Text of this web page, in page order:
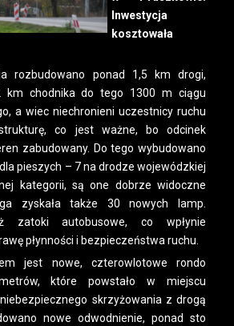
Inwestycja
kosztowała
rozbudowano ponad 1,5 km drogi,
km chodnika do tego 1300 m ciągu
a wiec niechronieni uczestnicy ruchu
co jest ważne, bo odcinek
zabudowany. Do tego wybudowano
pieszych – 7 na drodze wojewódzkiej
kategorii, są one dobrze widoczne
zyskała także 30 nowych lamp.
zatoki autobusowe, co wpłynie
płynności i bezpieczeństwa ruchu.
jest nowe, czterowlotowe rondo
które powstało w miejscu
skrzyżowania z drogą
nowe odwodnienie, ponad sto